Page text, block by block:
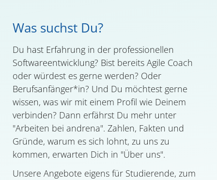
Was suchst Du?
Du hast Erfahrung in der professionellen
Softwareentwicklung? Bist bereits Agile Coach
oder würdest es gerne werden? Oder
Berufsanfänger*in? Und Du möchtest gerne
wissen, was wir mit einem Profil wie Deinem
verbinden? Dann erfährst Du mehr unter
"Arbeiten bei andrena". Zahlen, Fakten und
Gründe, warum es sich lohnt, zu uns zu
kommen, erwarten Dich in "Über uns".
Unsere Angebote eigens für Studierende, zum